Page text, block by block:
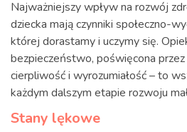
Najważniejszy wpływ na rozwój
dziecka mają czynniki społeczno-
której dorastamy i uczymy się.
bezpieczeństwo, poświęcona
cierpliwość i wyrozumiałość – to
każdym dalszym etapie rozwoju
Stany lękowe